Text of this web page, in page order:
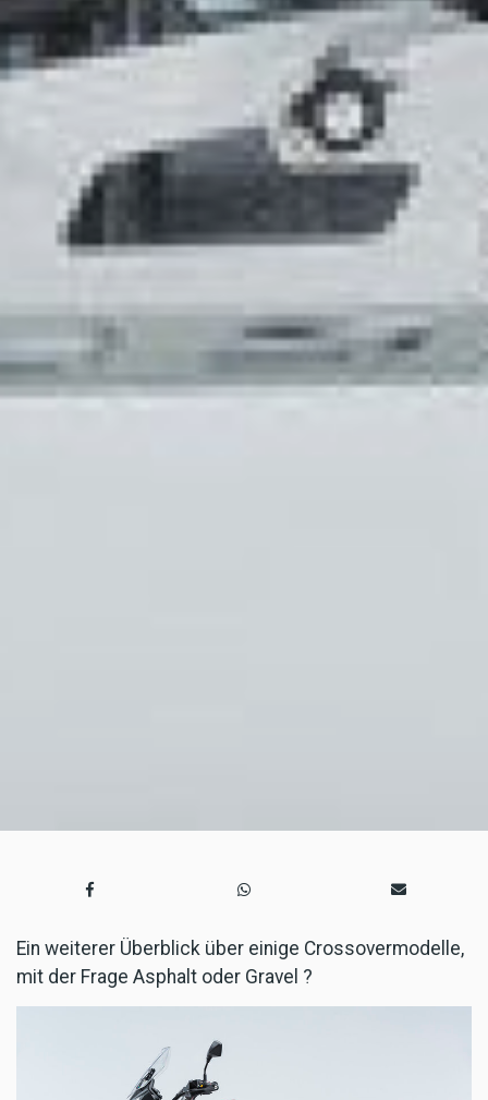
Ein weiterer Überblick über einige Crossovermodelle,
mit der Frage Asphalt oder Gravel ?